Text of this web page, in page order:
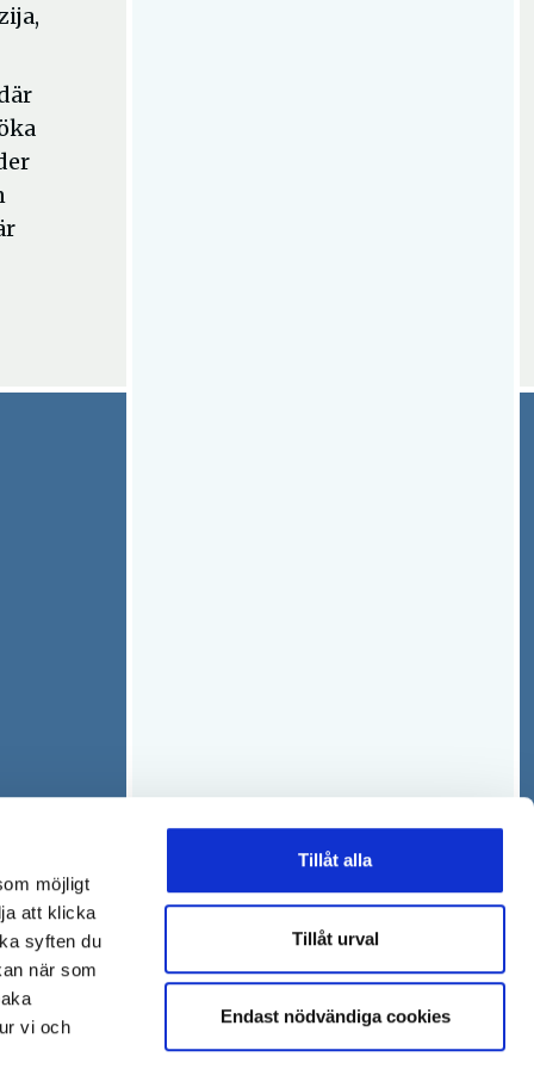
möjligt
att klicka
syften du
när som
vi och
Tillåt alla
Tillåt urval
Endast nödvändiga cookies